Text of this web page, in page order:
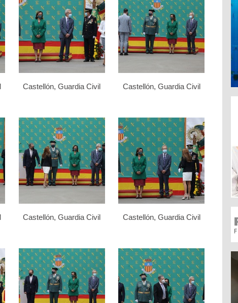
Castellón, Guardia Civil Castellón, Guardia Civil
Castellón, Guardia Civil Castellón, Guardia Civil